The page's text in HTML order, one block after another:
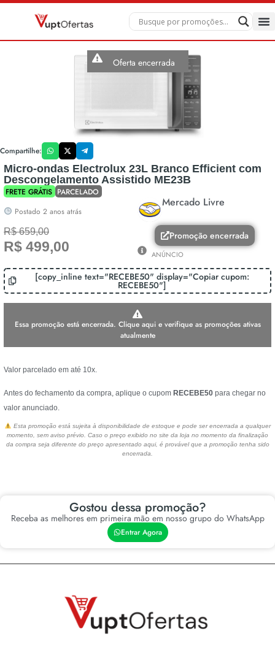
Oferta encerrada
Compartilhe:
Micro-ondas Electrolux 23L Branco Efficient com
Descongelamento Assistido ME23B
FRETE GRÁTIS PARCELADO
Postado 2 anos atrás
Mercado Livre
R$ 659,00
R$ 499,00 ANÚNCIO
Promoção encerrada
[copy_inline text="RECEBE50" display="Copiar cupom:
RECEBE50"]
Essa promoção está encerrada. Clique aqui e verifique as promoções ativas
atualmente
Valor parcelado em até 10x.
Antes do fechamento da compra, aplique o cupom RECEBE50 para chegar no
valor anunciado.
Esta promoção está sujeita à disponibilidade de estoque e pode ser encerrada a qualquer
momento, sem aviso prévio. Caso o preço exibido no site da loja no momento da finalização
da compra seja diferente do preço apresentado aqui, é provável que a promoção tenha sido
encerrada.
Gostou dessa promoção?
Receba as melhores em primeira mão em nosso grupo do WhatsApp
Entrar Agora